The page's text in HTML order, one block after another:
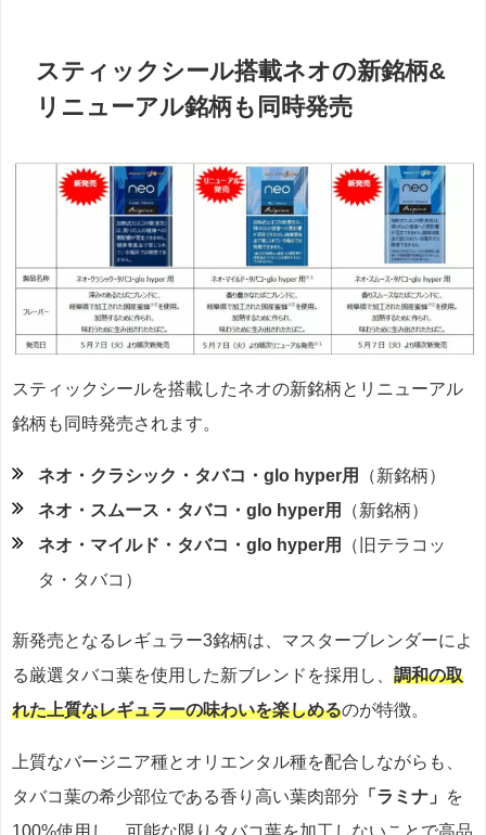
スティックシール搭載ネオの新銘柄&
リニューアル銘柄も同時発売
スティックシールを搭載したネオの新銘柄とリニューアル
銘柄も同時発売されます。
ネオ・クラシック・タバコ・glo hyper用
（新銘柄）
ネオ・スムース・タバコ・glo hyper用
（新銘柄）
ネオ・マイルド・タバコ・glo hyper用
（旧テラコッ
タ・タバコ）
新発売となるレギュラー3銘柄は、マスターブレンダーによ
る厳選タバコ葉を使用した新ブレンドを採用し、 調和の取
れた上質なレギュラーの味わいを楽しめるのが特徴。
上質なバージニア種とオリエンタル種を配合しながらも、
タバコ葉の希少部位である香り高い葉肉部分 「ラミナ」
を
100%使用し、可能な限りタバコ葉を加工しないことで高品